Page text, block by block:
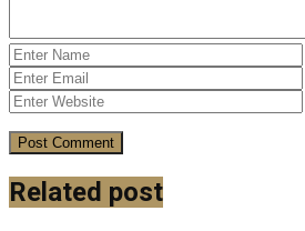
Related post